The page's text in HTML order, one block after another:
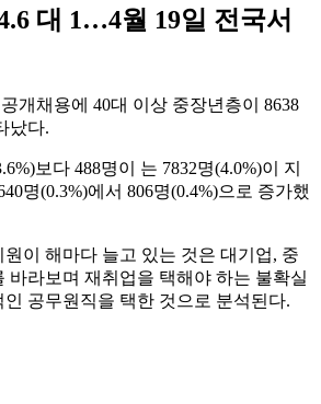
대 1…4월 19일 전국서
개채용에 40대 이상 중장년층이 8638
났다.
보다 488명이 는 7832명(4.0%)이 지
명(0.3%)에서 806명(0.4%)으로 증가했
이 해마다 늘고 있는 것은 대기업, 중
바라보며 재취업을 택해야 하는 불확실
공무원직을 택한 것으로 분석된다.